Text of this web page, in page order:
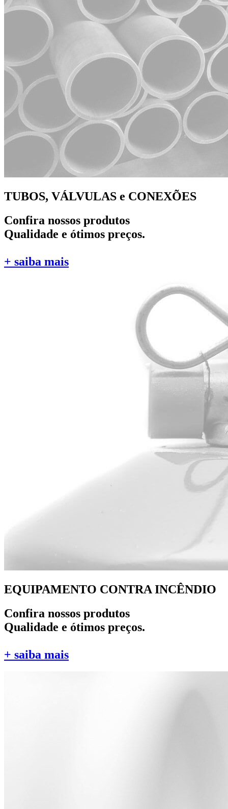
TUBOS, VÁLVULAS e CONEXÕES
Confira nossos produtos
Qualidade e ótimos preços.
+ saiba mais
EQUIPAMENTO CONTRA INCÊNDIO
Confira nossos produtos
Qualidade e ótimos preços.
+ saiba mais